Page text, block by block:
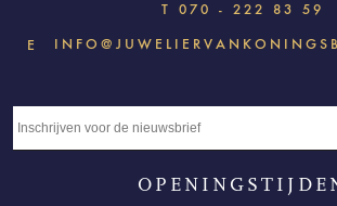
T 070 - 222 83 59
E